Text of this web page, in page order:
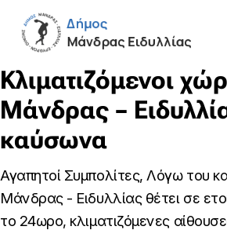
Κλιματιζόμενοι
Μάνδρας –
καύσωνα
Αγαπητοί Συμπολίτες, Λόγω του
Μάνδρας - Ειδυλλίας θέτει σε
το 24ωρο, κλιματιζόμενες